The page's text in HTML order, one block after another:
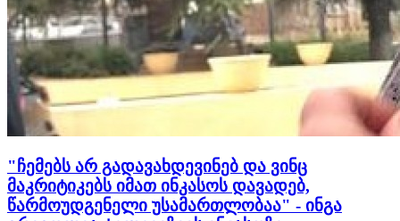
"ჩემებს არ გადავახდევინებ და ვინც
მაკრიტიკებს იმათ ინკასოს დავადებ,
წარმოუდგენელი უსამართლობაა" - ინგა